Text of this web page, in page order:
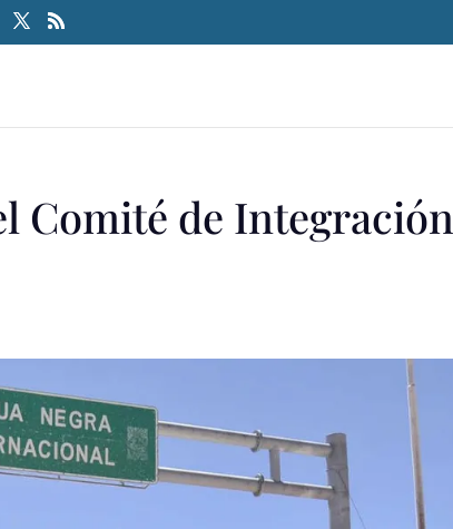
Comité de Integración